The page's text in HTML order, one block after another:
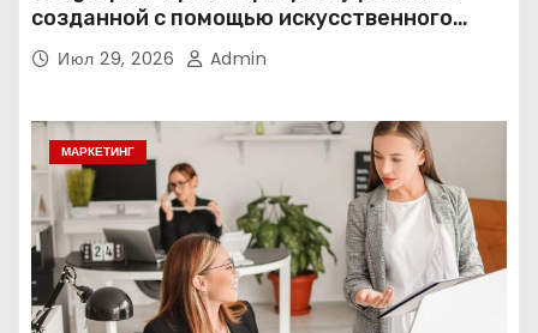
созданной с помощью искусственного
интеллекта
Июл 29, 2026 Admin
МАРКЕТИНГ